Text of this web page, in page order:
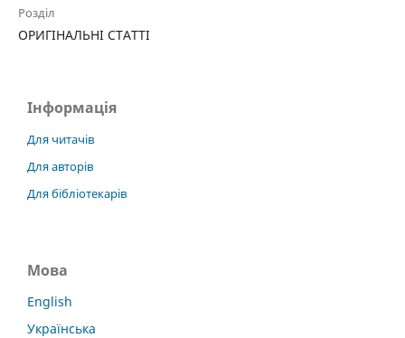
Розділ
ОРИГІНАЛЬНІ СТАТТІ
Інформація
Для читачів
Для авторів
Для бібліотекарів
Мова
English
Українська